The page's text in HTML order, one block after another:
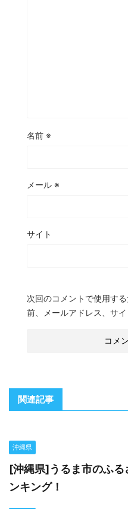
名前 ※
メール ※
サイト
次回のコメントで使用す
前、メールアドレス、サイ
関連記事
沖縄県
[沖縄県]うるま市のふる
ンキング！